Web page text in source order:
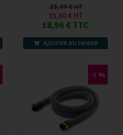
15,99 € HT
15,80 € HT
18,96 € TTC
AJOUTER AU PANIER
-1 %